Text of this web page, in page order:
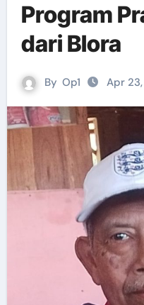
Program
dari Blora
By Op1 Apr